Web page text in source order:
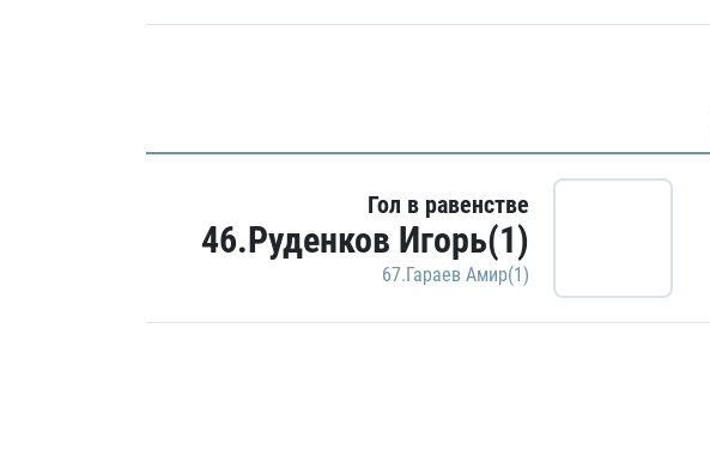
Гол в равенстве
46.Руденков Игорь(1)
67.Гараев Амир(1)